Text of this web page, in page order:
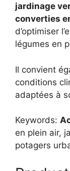
jardinage
converties
d’optimiser
légumes en
Il convient
conditions
adaptées à
Keywords:
en plein air,
potagers